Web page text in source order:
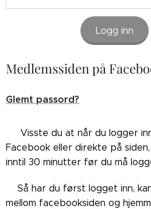
Logg inn
Medlemssiden på
Glemt passord?
👉🏼Visste du at når du logger
Facebook eller direkte på
inntil 30 minutter før du må
👉🏼Så har du først logget inn,
mellom facebooksiden og